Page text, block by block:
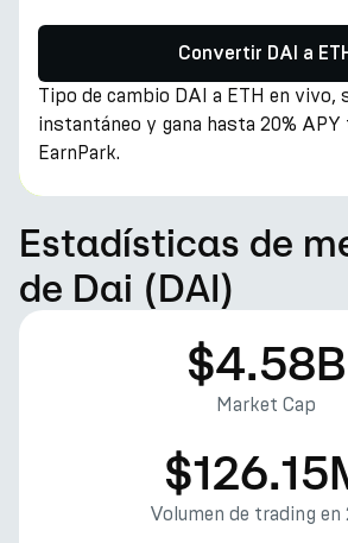
Convertir DAI a
Tipo de cambio DAI a ETH en vivo,
instantáneo y gana hasta 20%
EarnPark.
Estadísticas de
de Dai (DAI)
$4.58B
Market Cap
Volumen de trading en